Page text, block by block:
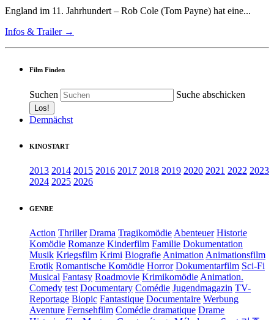
England im 11. Jahrhundert – Rob Cole (Tom Payne) hat eine...
Infos & Trailer →
Film Finden
Suchen Suche abschicken
Demnächst
KINOSTART
2013 2014 2015 2016 2017 2018 2019 2020 2021 2022 2023
2024 2025 2026
GENRE
Action Thriller Drama Tragikomödie Abenteuer Historie
Komödie Romanze Kinderfilm Familie Dokumentation
Musik Kriegsfilm Krimi Biografie Animation Animationsfilm
Erotik Romantische Komödie Horror Dokumentarfilm Sci-Fi
Musical Fantasy Roadmovie Krimikomödie Animation.
Comedy test Documentary Comédie Jugendmagazin TV-
Reportage Biopic Fantastique Documentaire Werbung
Aventure Fernsehfilm Comédie dramatique Drame